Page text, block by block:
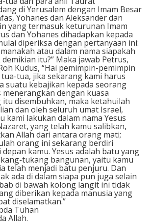
di Yerusalem dengan Imam Besar
Yohanes dan Aleksander dan
yang termasuk keturunan Imam
dan Yohanes dihadapkan kepada
diperiksa dengan pertanyaan ini:
atau dalam nama siapakah
itu?” Maka jawab Petrus,
Kudus, “Hai pemimpin-pemimpin
tua, jika sekarang kami harus
suatu kebajikan kepada seorang
dengan kuasa
disembuhkan, maka ketahuilah
dan oleh seluruh umat Israel,
kami lakukan dalam nama Yesus
yang telah kamu salibkan,
Allah dari antara orang mati;
orang ini sekarang berdiri
kamu. Yesus adalah batu yang
tukang bangunan, yaitu kamu
telah menjadi batu penjuru. Dan
ada di dalam siapa pun juga selain
di bawah kolong langit ini tidak
diberikan kepada manusia yang
diselamatkan.”
Tuhan
Allah.